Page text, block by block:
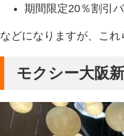
期間限定20％割引
などになりますが、これ
モクシー大阪